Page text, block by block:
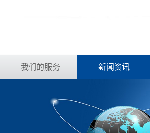
我们的服务 新闻资讯